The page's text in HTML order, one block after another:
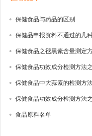
热温度低、时间短，能较好
结成固体的冰，在真空条件下
法生产固体饮料还很少，只有
用。2、流化床造粒 造粒技术
干燥等3个步骤在密闭容器内
出的颗粒大小均匀，效果好
于20世纪80年代相...
保健食品与药品的区别
保健品申报资料不通过的几
保健食品之褪黑素含量测定
保健食品功效成分检测方法
保健食品中大蒜素的检测方
保健食品功效成分检测方法
食品原料名单